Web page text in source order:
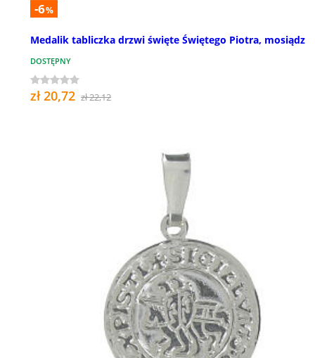
-6%
Medalik tabliczka drzwi święte Świętego Piotra, mosiądz
DOSTĘPNY
zł 20,72 zł 22,12